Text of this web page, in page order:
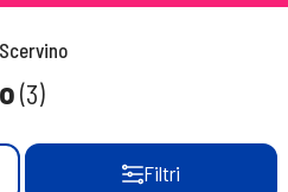
(3)
Filtri